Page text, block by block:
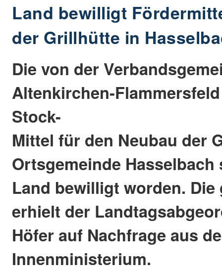
Land bewilligt
der Grillhütte in
Die von der
Altenkirchen-
Stock-
Mittel für den Neubau der
Ortsgemeinde
Land bewilligt worden.
erhielt der
Höfer auf Nachfrage aus
Innenministerium.